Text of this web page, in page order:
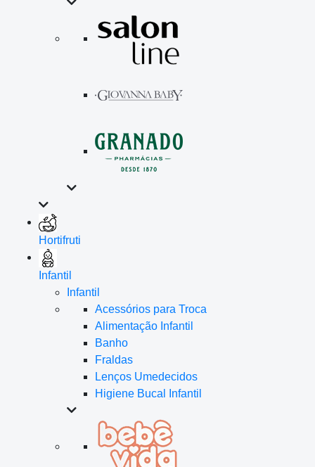
Hortifruti
Infantil
Infantil
Acessórios para Troca
Alimentação Infantil
Banho
Fraldas
Lenços Umedecidos
Higiene Bucal Infantil